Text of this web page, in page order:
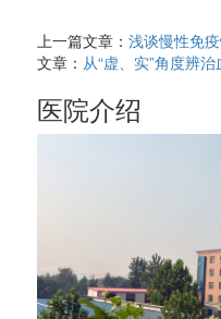
上一篇文章：浅谈慢性免
文章： 从“虚、实”角度辨
医院介绍